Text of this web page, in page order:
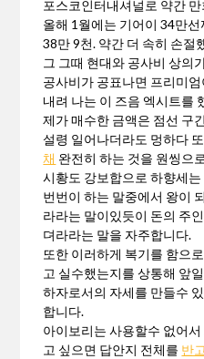
포스코인터내셔널로 약간
올해 1월에는 기어이 34만
38만 9천. 약간 더 속히 손절
그 그때 현대와 공사비 상의
공사비가 공표나면 프리미
내려 나는 이 즈음 엑시트를
제가 매수한 금액은 점선 구
설령 일어나더라도 멍하다
채 완전히 하는 것을 원씽으
시황도 강보합으로 하향세
번번이 하는 말중에서 왕이
라라는 말이있듯이 돈의 주
뎌라라는 말을 자주합니다.
또한 이러하게 복기를 함으
고 실수했는지를 상통해 앞
하자로서의 자세를 만들수
합니다.
아이보리는 사용할수 없어
고 싶으면 답안지 전체를 반